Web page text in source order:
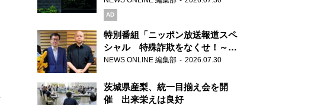
AD
特別番組「ニッポン放送報道スペ
シャル 特殊詐欺をなくせ！～被
害者・加害者・警視庁が語るトク
NEWS ONLINE 編集部 2026.07.30
茨城県産梨、統一目揃え会を開
催 出来栄えは良好